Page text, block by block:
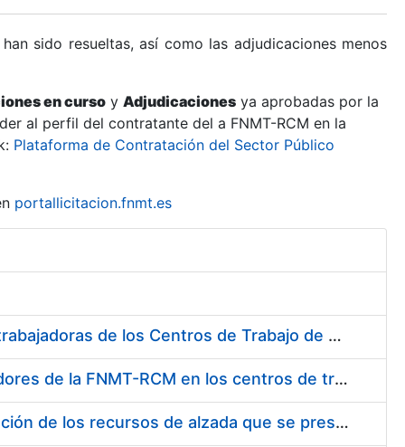
sido resueltas, así como las adjudicaciones menos
en curso y Adjudicaciones ya aprobadas por la
al perfil del contratante del a FNMT-RCM en la
Plataforma de Contratación del Sector Público
portallicitacion.fnmt.es
Suministro de Protectores Auditivos a medida para las personas trabajadoras de los Centros de Trabajo de Madrid y Burgos
Suministro de gafas graduadas antiproyecciones para los trabajadores de la FNMT-RCM en los centros de trabajo de Madrid y Burgos
Servicios de una empresa externa para el asesoramiento y resolución de los recursos de alzada que se presentan relacionados con procesos de selección para la FNMT-RCM